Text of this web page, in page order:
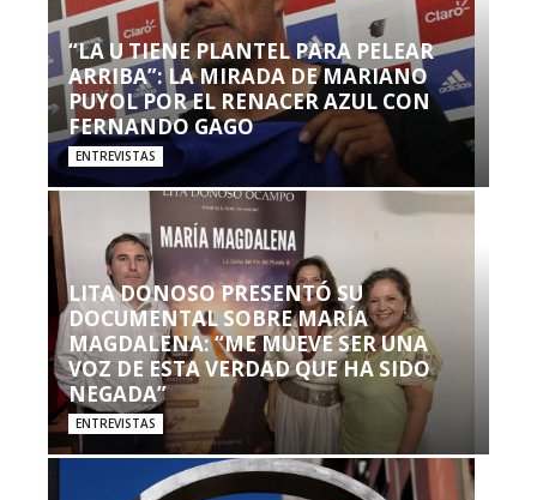
“LA U TIENE PLANTEL PARA PELEAR
ARRIBA”: LA MIRADA DE MARIANO
PUYOL POR EL RENACER AZUL CON
FERNANDO GAGO
ENTREVISTAS
LITA DONOSO PRESENTÓ SU
DOCUMENTAL SOBRE MARÍA
MAGDALENA: “ME MUEVE SER UNA
VOZ DE ESTA VERDAD QUE HA SIDO
NEGADA”
ENTREVISTAS